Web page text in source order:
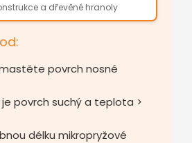
a dřevěné hranoly
povrch nosné
povrch suchý a teplota >
délku mikropryžové